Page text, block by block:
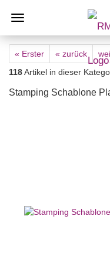
« Erster « zurück
118Artikel in dieser
Stamping Schablone